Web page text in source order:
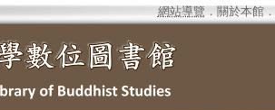
網站導覽 ． 關於本館．